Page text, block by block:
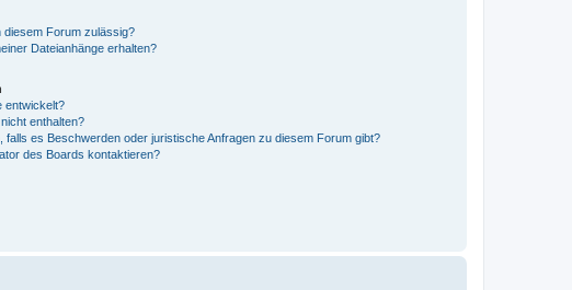
diesem Forum zulässig?
Dateianhänge erhalten?
entwickelt?
enthalten?
falls es Beschwerden oder juristische Anfragen zu diesem Forum gibt?
des Boards kontaktieren?